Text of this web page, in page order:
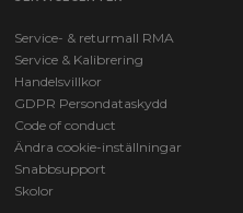
Service- & returmall RMA
Service & Kalibrering
Handelsvillkor
GDPR Persondataskydd
Code of conduct
Ändra cookie-inställningar
Snabbsupport
Skolor